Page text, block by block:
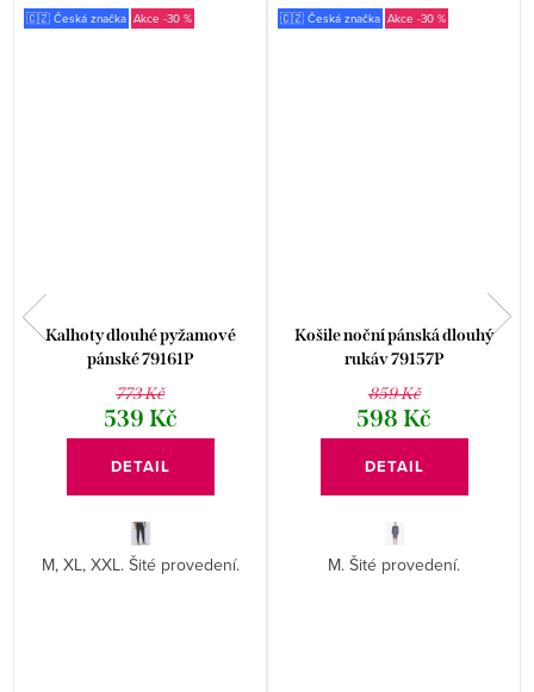
🇨🇿 Česká značka -30 %
Kalhoty dlouhé pyžamové
pánské 79161P
773 Kč
539 Kč
DETAIL
M, XL, XXL. Šité provedení.
🇨🇿 Česká značka -30 %
Košile noční pánská dlouhý
rukáv 79157P
859 Kč
598 Kč
DETAIL
M. Šité provedení.